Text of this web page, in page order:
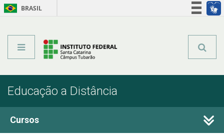
BRASIL
Educação a Distância
Cursos